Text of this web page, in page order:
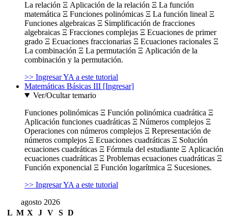
La relación Ξ Aplicación de la relación Ξ La función
matemática Ξ Funciones polinómicas Ξ La función lineal Ξ
Funciones algebraicas Ξ Simplificación de fracciones
algebraicas Ξ Fracciones complejas Ξ Ecuaciones de primer
grado Ξ Ecuaciones fraccionarias Ξ Ecuaciones racionales Ξ
La combinación Ξ La permutación Ξ Aplicación de la
combinación y la permutación.
>> Ingresar YA a este tutorial
Matemáticas Básicas III [Ingresar]
Ver/Ocultar temario
Funciones polinómicas Ξ Función polinómica cuadrática Ξ
Aplicación funciones cuadráticas Ξ Números complejos Ξ
Operaciones con números complejos Ξ Representación de
números complejos Ξ Ecuaciones cuadráticas Ξ Solución
ecuaciones cuadráticas Ξ Fórmula del estudiante Ξ Aplicación
ecuaciones cuadráticas Ξ Problemas ecuaciones cuadráticas Ξ
Función exponencial Ξ Función logarítmica Ξ Sucesiones.
>> Ingresar YA a este tutorial
agosto 2026
L M X J V S D